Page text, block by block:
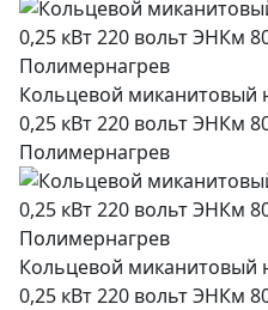
Кольцевой миканитовый
0,25 кВт 220 вольт ЭНКм
Полимернагрев
Кольцевой миканитовый
0,25 кВт 220 вольт ЭНКм